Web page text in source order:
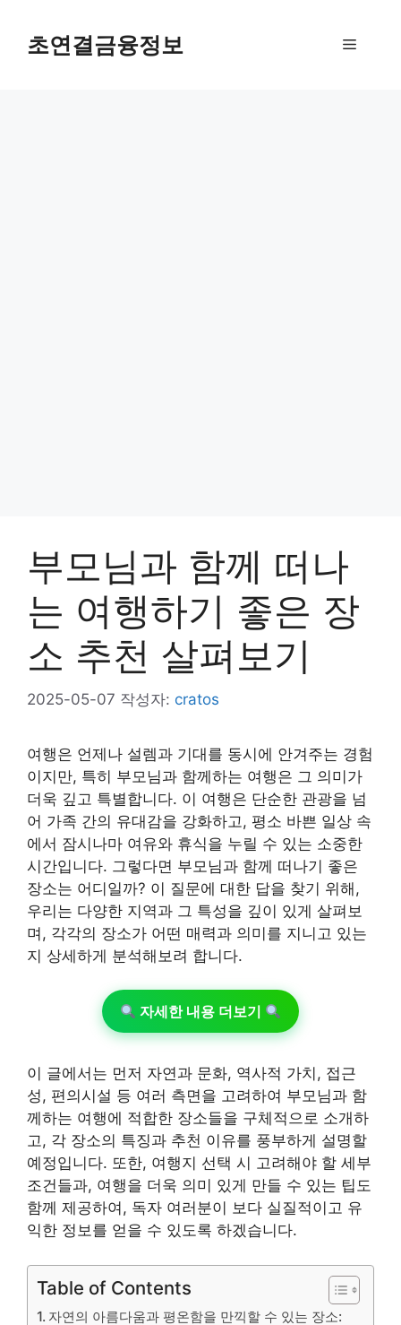
초연결금융정보 메
부모님과 함께 떠나
는 여행하기 좋은 장
소 추천 살펴보기
2025-05-07 작성자: cratos
여행은 언제나 설렘과 기대를 동시에 안겨주는 경험
이지만, 특히 부모님과 함께하는 여행은 그 의미가
더욱 깊고 특별합니다. 이 여행은 단순한 관광을 넘
어 가족 간의 유대감을 강화하고, 평소 바쁜 일상 속
에서 잠시나마 여유와 휴식을 누릴 수 있는 소중한
시간입니다. 그렇다면 부모님과 함께 떠나기 좋은
장소는 어디일까? 이 질문에 대한 답을 찾기 위해,
우리는 다양한 지역과 그 특성을 깊이 있게 살펴보
며, 각각의 장소가 어떤 매력과 의미를 지니고 있는
지 상세하게 분석해보려 합니다.
자세한 내용 더보기
이 글에서는 먼저 자연과 문화, 역사적 가치, 접근
성, 편의시설 등 여러 측면을 고려하여 부모님과 함
께하는 여행에 적합한 장소들을 구체적으로 소개하
고, 각 장소의 특징과 추천 이유를 풍부하게 설명할
예정입니다. 또한, 여행지 선택 시 고려해야 할 세부
조건들과, 여행을 더욱 의미 있게 만들 수 있는 팁도
함께 제공하여, 독자 여러분이 보다 실질적이고 유
익한 정보를 얻을 수 있도록 하겠습니다.
Table of Contents
자연의 아름다움과 평온함을 만끽할 수 있는 장소: